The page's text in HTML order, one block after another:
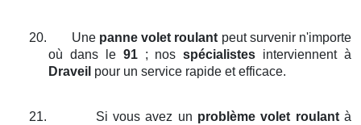
20. Une panne volet roulant peut survenir n'importe
où dans le 91; nosspécialistes interviennent à
Draveil pour un service rapide et efficace.
21. Si vous avez un problème volet roulantà